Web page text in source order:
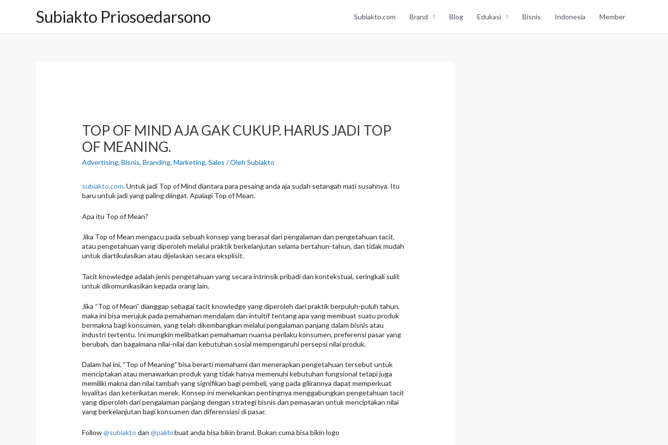
a
Subiakto Priosoedarsono Subiakto.com Brand Blog Edukasi Bisnis Indonesia Member
TOP OF MIND AJA GAK CUKUP. HARUS JADI TOP
OF MEANING.
Advertising,Bisnis,Branding,Marketing,Sales / OlehSubiakto
subiakto.com. Untuk jadi Top of Mind diantara para pesaing anda aja sudah setangah mati susahnya. Itu
baru untuk jadi yang paling diingat. Apalagi Top of Mean.
Apa itu Top of Mean?
Jika Top of Mean mengacu pada sebuah konsep yang berasal dari pengalaman dan pengetahuan tacit,
atau pengetahuan yang diperoleh melalui praktik berkelanjutan selama bertahun-tahun, dan tidak mudah
untuk diartikulasikan atau dijelaskan secara eksplisit.
Tacit knowledge adalah jenis pengetahuan yang secara intrinsik pribadi dan kontekstual, seringkali sulit
untuk dikomunikasikan kepada orang lain.
Jika “Top of Mean” dianggap sebagai tacit knowledge yang diperoleh dari praktik berpuluh-puluh tahun,
maka ini bisa merujuk pada pemahaman mendalam dan intuitif tentang apa yang membuat suatu produk
bermakna bagi konsumen, yang telah dikembangkan melalui pengalaman panjang dalam bisnis atau
industri tertentu. Ini mungkin melibatkan pemahaman nuansa perilaku konsumen, preferensi pasar yang
berubah, dan bagaimana nilai-nilai dan kebutuhan sosial mempengaruhi persepsi nilai produk.
Dalam hal ini, “Top of Meaning” bisa berarti memahami dan menerapkan pengetahuan tersebut untuk
menciptakan atau menawarkan produk yang tidak hanya memenuhi kebutuhan fungsional tetapi juga
memiliki makna dan nilai tambah yang signifikan bagi pembeli, yang pada gilirannya dapat memperkuat
loyalitas dan keterikatan merek. Konsep ini menekankan pentingnya menggabungkan pengetahuan tacit
yang diperoleh dari pengalaman panjang dengan strategi bisnis dan pemasaran untuk menciptakan nilai
yang berkelanjutan bagi konsumen dan diferensiasi di pasar.
Follow@subiakto dan@pakbibuat anda bisa bikin brand. Bukan cuma bisa bikin logo